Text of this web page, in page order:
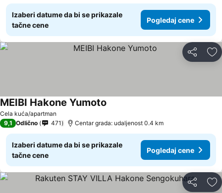
Izaberi datume da bi se prikazale
tačne cene
Pogledaj cene
Deli
Cela kuća/apartman
MEIBI Hakone Yumoto
9,1 Odlično 471 Centar grada: udaljenost 0.4 km
Izaberi datume da bi se prikazale
tačne cene
Pogledaj cene
Deli